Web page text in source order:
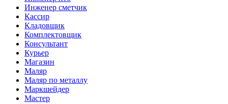
Инженер сметчик
Кассир
Кладовщик
Комплектовщик
Консультант
Курьер
Магазин
Маляр
Маляр по металлу
Маркшейдер
Мастер